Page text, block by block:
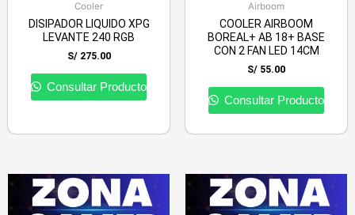
Cooler
DISIPADOR LIQUIDO XPG
LEVANTE 240 RGB
S/275.00
Consultar Producto
Airboom
COOLER AIRBOOM
BOREAL+ AB 18+ BASE
CON 2 FAN LED 14CM
S/ 55.00
Consultar Producto